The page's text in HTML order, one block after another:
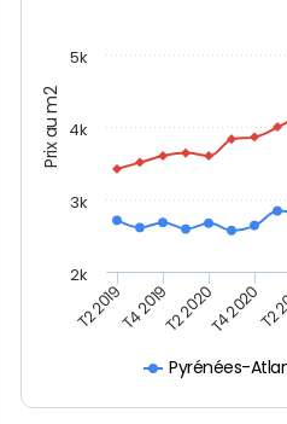
Prix au m2
Pyrénées-
T2 2019T4 2019T2 2020T4 2020T2
2k
3k
4k
5k